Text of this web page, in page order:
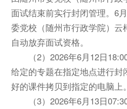
面试结束前实行封闭管理。6
委党校（随州市行政学院）云
自动放弃面试资格。
（2）2026年6月12日
给定的专题在指定地点进行封
好的课件拷贝到指定的电脑上。
（3）2026年6月13日